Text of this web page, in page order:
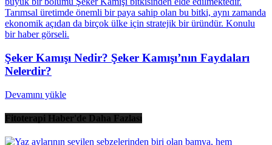
Şeker Kamışı Nedir? Şeker Kamışı’nın Faydaları
Nelerdir?
Devamını yükle
Fitoterapi Haber'de Daha Fazlası